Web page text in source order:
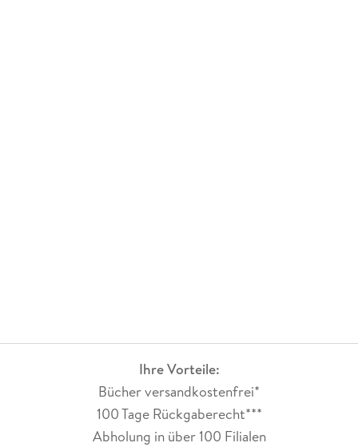
Ihre Vorteile:
Bücher versandkostenfrei*
100 Tage Rückgaberecht***
Abholung in über 100 Filialen